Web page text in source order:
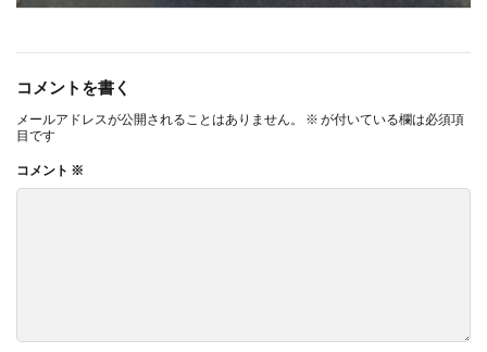
コメントを書く
メールアドレスが公開されることはありません。 ※ が付いている欄は必須項
目です
コメント ※